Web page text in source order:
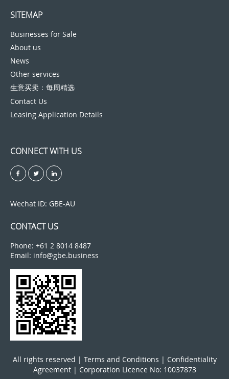
SITEMAP
Businesses for Sale
About us
News
Other services
生意买卖：每周精选
Contact Us
Leasing Application Details
CONNECT WITH US
Wechat ID: GBE-AU
CONTACT US
Phone: +61 2 8014 8487
Email: info@gbe.business
All rights reserved | Terms and Conditions | Confidentiality
Agreement| Corporation Licence No: 10037873